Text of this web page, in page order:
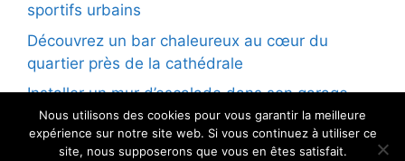
sportifs urbains
Découvrez un bar chaleureux au cœur du
quartier près de la cathédrale
Installer un mur d’escalade dans son garage
Nous utilisons des cookies pour vous garantir la meilleure
expérience sur notre site web. Si vous continuez à utiliser ce
site, nous supposerons que vous en êtes satisfait.